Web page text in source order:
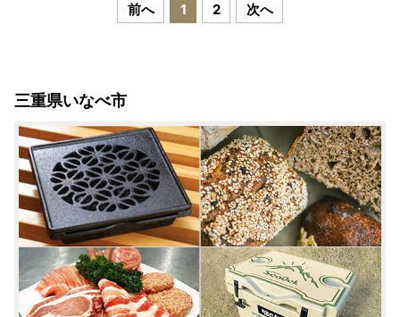
前へ 1 2 次へ
三重県いなべ市